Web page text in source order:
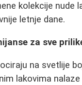
kolekcije nude
letnje dane.
za sve
na svetlije
lakovima nalaze